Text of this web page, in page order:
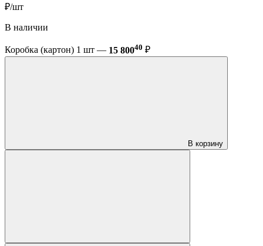
₽/шт
В наличии
Коробка (картон) 1 шт — 15 80040 ₽
В корзину